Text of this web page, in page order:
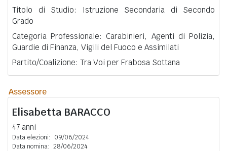
Titolo di Studio: Istruzione Secondaria di Secondo
Grado
Categoria Professionale: Carabinieri, Agenti di Polizia,
Guardie di Finanza, Vigili del Fuoco e Assimilati
Partito/Coalizione: Tra Voi per Frabosa Sottana
Assessore
Elisabetta BARACCO
47 anni
Data elezioni:
09/06/2024
Data nomina: 28/06/2024